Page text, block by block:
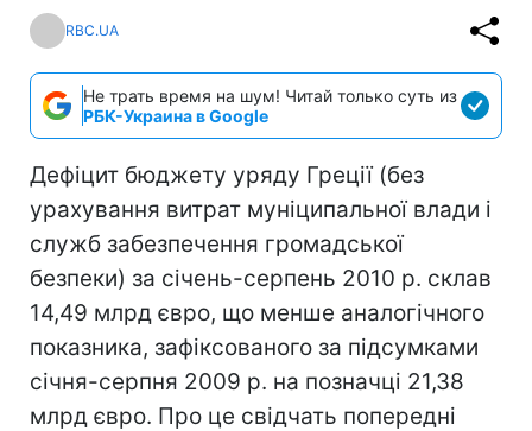
RBC.UA
Не трать время на шум! Читай только суть из
РБК-Украина в Google
Дефіцит бюджету уряду Греції (без
урахування витрат муніципальної влади і
служб забезпечення громадської
безпеки) за січень-серпень 2010 р. склав
14,49 млрд євро, що менше аналогічного
показника, зафіксованого за підсумками
січня-серпня 2009 р. на позначці 21,38
млрд євро. Про це свідчать попередні